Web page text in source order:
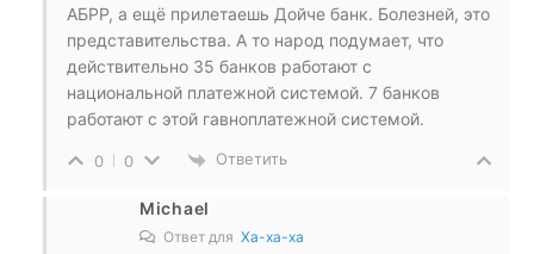
АБРР, а ещё прилетаешь Дойче банк. Болезней, это
представительства. А то народ подумает, что
действительно 35 банков работают с
национальной платежной системой. 7 банков
работают с этой гавноплатежной системой.
0 0 Ответить
Michael
Ответ для Ха-ха-ха